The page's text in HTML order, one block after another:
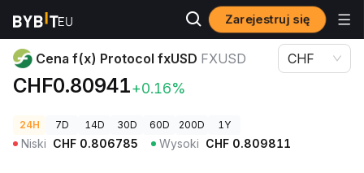
Zarejestruj się
Ceny kryptowalut Cena f(x) Protocol fxUSD FXUSD
Cena f(x) Protocol fxUSD FXUSD
CHF0.80941+0.16%
CHF
24H 7D 14D 30D 60D 200D 1Y
Niski CHF 0.806785 Wysoki CHF 0.809811